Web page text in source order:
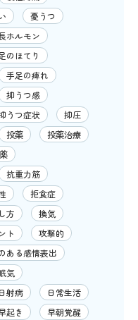
憂うつ
ホルモン
のほてり
手足の痺れ
抑うつ感
うつ症状
抑圧
投薬
投薬治療
抗重力筋
拒食症
方
換気
ト
攻撃的
ある感情表出
気
日射病
日常生活
起き
早朝覚醒